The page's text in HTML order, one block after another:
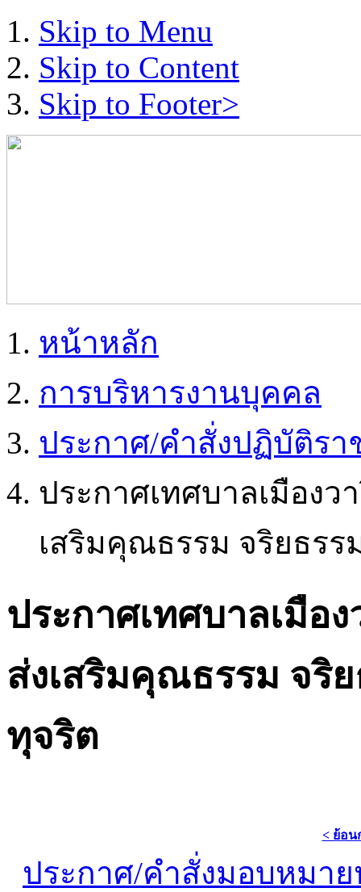
Skip to Menu
Skip to Content
Skip to Footer>
หน้าหลัก
การบริหารงานบุคคล
ประกาศ/คำสั่งปฏิบัติรา
ประกาศเทศบาลเมืองว
เสริมคุณธรรม จริยธร
ประกาศเทศบาลเมือ
ส่งเสริมคุณธรรม จริ
ทุจริต
< ย้อน
ประกาศ/คำสั่งมอบหมา